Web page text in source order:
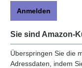
Anmelden
Sie sind Amazon-
Überspringen Sie die
Adressdaten, indem